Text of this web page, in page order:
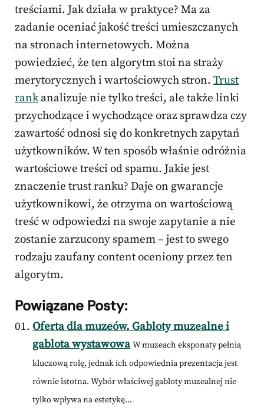
treściami. Jak działa w praktyce? Ma za
zadanie oceniać jakość treści umieszczanych
na stronach internetowych. Można
powiedzieć, że ten algorytm stoi na straży
merytorycznych i wartościowych stron. Trust
rankanalizuje nie tylko treści, ale także linki
przychodzące i wychodzące oraz sprawdza czy
zawartość odnosi się do konkretnych zapytań
użytkowników. W ten sposób właśnie odróżnia
wartościowe treści od spamu. Jakie jest
znaczenie trust ranku? Daje on gwarancje
użytkownikowi, że otrzyma on wartościową
treść w odpowiedzi na swoje zapytanie a nie
zostanie zarzucony spamem – jest to swego
rodzaju zaufany content oceniony przez ten
algorytm.
Powiązane Posty:
Oferta dla muzeów. Gabloty muzealne i
gablota wystawowa W muzeach eksponaty pełnią
kluczową rolę, jednak ich odpowiednia prezentacja jest
równie istotna. Wybór właściwej gabloty muzealnej nie
tylko wpływa na estetykę...